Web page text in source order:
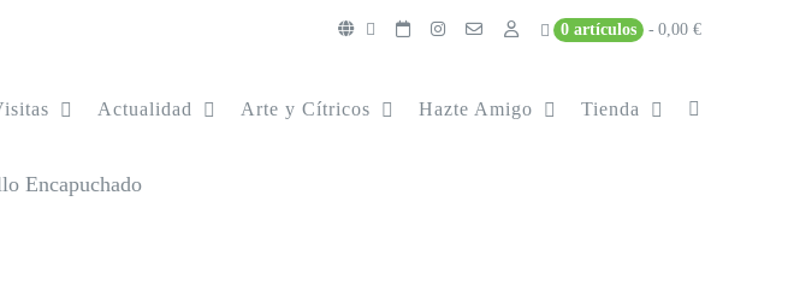
0 artículos 0,00 €
Actualidad Arte y Cítricos Hazte Amigo Tienda
Encapuchado